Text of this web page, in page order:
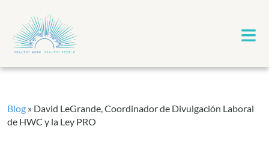
≡
Blog » David LeGrande, Coordinador de Divulgación Laboral
de HWC y la Ley PRO